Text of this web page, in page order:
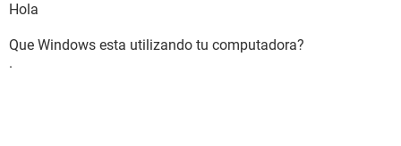
Hola
Que Windows esta utilizando tu computadora?
.